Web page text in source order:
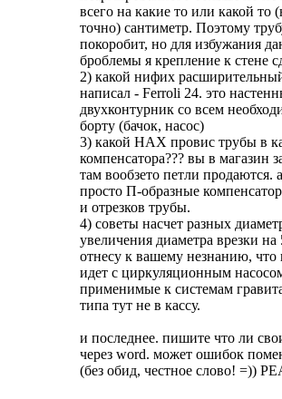
всего на какие то или какой то
точно) сантиметр. Поэтому
покоробит, но для избужания
броблемы я крепление к стене
2) какой нифих
написал - Ferroli 24. это
двухконтурник со всем
борту (бачок, насос)
3) какой НАХ провис трубы в
компенсатора??? вы в магазин
там вообзето петли продаются.
просто П-образные
и отрезков трубы.
4) советы насчет разных
увеличения диаметра врезки
отнесу к вашему незнанию, что
идет с циркуляционным
применимые к системам
типа тут не в кассу.
и последнее. пишите что ли
через word. может ошибок
(без обид, честное слово! =))